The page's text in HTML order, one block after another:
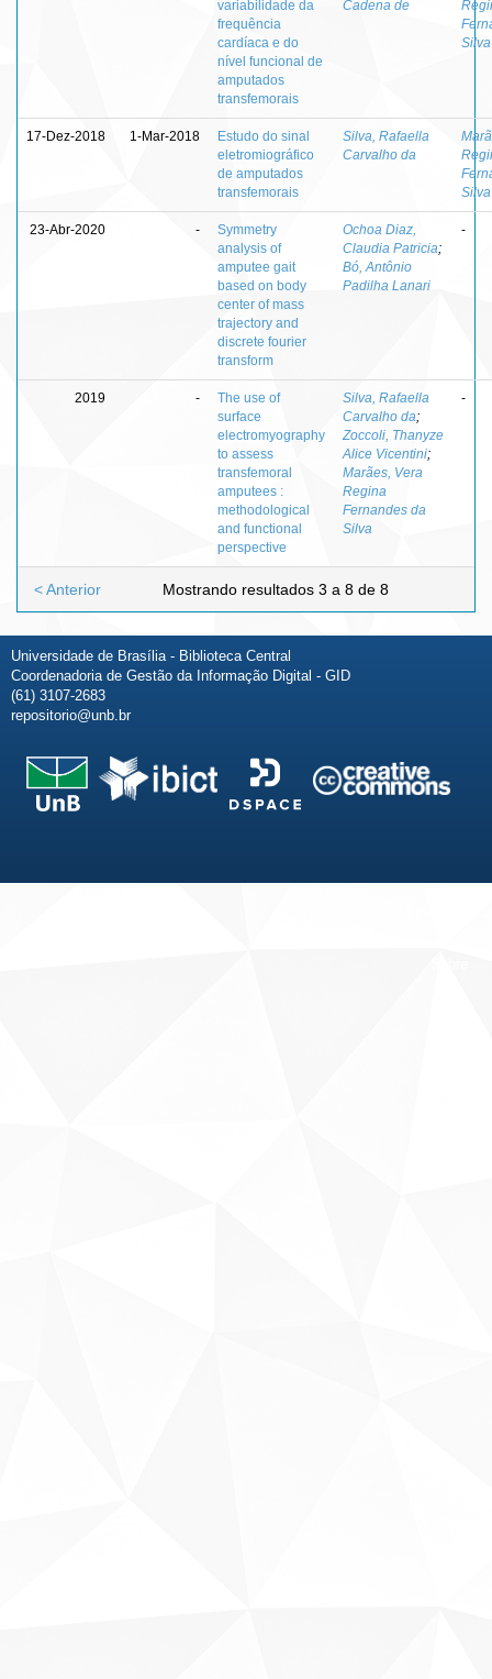
variabilidade da
frequência
cardíaca e do
nível funcional de
amputados
transfemorais
Cadena de
Silva
17-Dez-2018 1-Mar-2018
Estudo do sinal
eletromiográfico
de amputados
transfemorais
Silva, Rafaella
Carvalho da
Silva
23-Abr-2020 -
Symmetry
analysis of
amputee gait
based on body
center of mass
trajectory and
discrete fourier
transform
Ochoa Diaz,
Claudia Patricia;
Bó, Antônio
Padilha Lanari
-
2019 -
The use of
surface
electromyography
to assess
transfemoral
amputees :
methodological
and functional
perspective
Silva, Rafaella
Carvalho da;
Zoccoli, Thanyze
Alice Vicentini;
Marães, Vera
Regina
Fernandes da
Silva
-
Mostrando resultados 3 a 8 de 8
< Anterior
Universidade de Brasília - Biblioteca Central
Coordenadoria de Gestão da Informação Digital - GID
(61) 3107-2683
repositorio@unb.br